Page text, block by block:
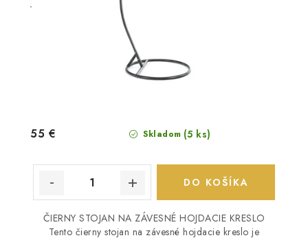
Skladom (5 ks)
55 €
DO KOŠÍKA
ČIERNY STOJAN NA ZÁVESNÉ HOJDACIE KRESLO
Tento čierny stojan na závesné hojdacie kreslo je